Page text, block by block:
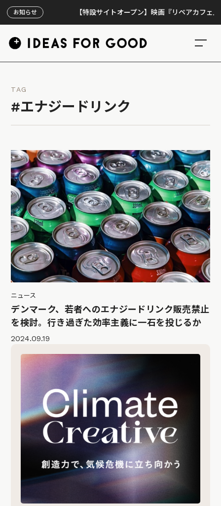
お知らせ 【特設サイトオープン】映画『リペアカフェ』、上
TAG
#エナジードリンク
ニュース
デンマーク、若者へのエナジードリンク販売禁止
を検討。行き過ぎた効率主義に一石を投じるか
2024.09.19